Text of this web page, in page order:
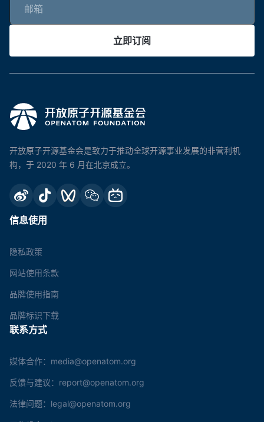
立即订阅
开放原子开源基金会是致力于推动全球开源事业发展的非营利机
构，于 2020 年 6 月在北京成立。
信息使用
隐私政策
网站使用条款
品牌使用指南
品牌标识下载
联系方式
媒体合作：media@openatom.org
反馈与建议：report@openatom.org
法律问题：legal@openatom.org